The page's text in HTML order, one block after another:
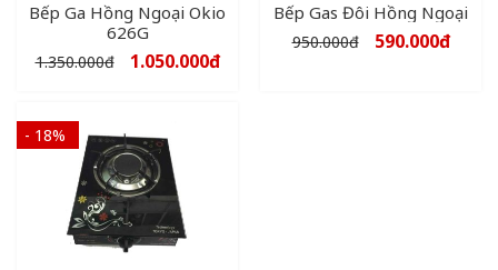
Bếp Ga Hồng Ngoại Okio
626G
1.350.000đ 1.050.000đ
Bếp Gas Đôi Hồng Ngoại
950.000đ 590.000đ
- 18%